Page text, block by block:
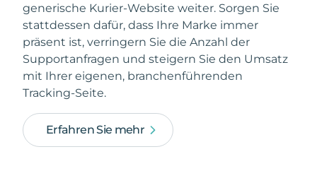
generische Kurier-Website weiter. Sorgen Sie
stattdessen dafür, dass Ihre Marke immer
präsent ist, verringern Sie die Anzahl der
Supportanfragen und steigern Sie den Umsatz
mit Ihrer eigenen, branchenführenden
Tracking-Seite.
Erfahren Sie mehr